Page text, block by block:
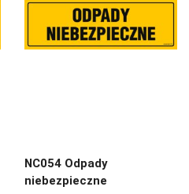
NC054 Odpady
niebezpieczne